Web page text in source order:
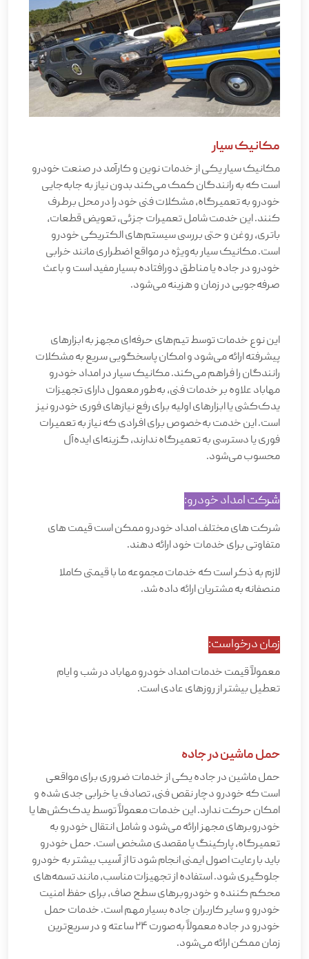
مکانیک سیار
مکانیک سیار یکی از خدمات نوین و کارآمد در صنعت خودرو
است که به رانندگان کمک می‌کند بدون نیاز به جابه‌جایی
خودرو به تعمیرگاه، مشکلات فنی خود را در محل برطرف
کنند. این خدمت شامل تعمیرات جزئی، تعویض قطعات،
باتری، روغن و حتی بررسی سیستم‌های الکتریکی خودرو
است. مکانیک سیار به‌ویژه در مواقع اضطراری مانند خرابی
خودرو در جاده یا مناطق دورافتاده بسیار مفید است و باعث
صرفه‌جویی در زمان و هزینه می‌شود.
این نوع خدمات توسط تیم‌های حرفه‌ای مجهز به ابزارهای
پیشرفته ارائه می‌شود و امکان پاسخگویی سریع به مشکلات
رانندگان را فراهم می‌کند. مکانیک سیار در امداد خودرو
مهاباد علاوه بر خدمات فنی، به‌طور معمول دارای تجهیزات
یدک‌کشی یا ابزارهای اولیه برای رفع نیازهای فوری خودرو نیز
است. این خدمت به‌خصوص برای افرادی که نیاز به تعمیرات
فوری یا دسترسی به تعمیرگاه ندارند، گزینه‌ای ایده‌آل
محسوب می‌شود.
شرکت امداد خودرو:
شرکت های مختلف امداد خودرو ممکن است قیمت های
متفاوتی برای خدمات خود ارائه دهند.
لازم به ذکر است که خدمات مجموعه ما با قیمتی کاملا
منصفانه به مشتریان ارائه داده شد.
زمان درخواست:
معمولاً قیمت خدمات امداد خودرو مهاباد در شب و ایام
تعطیل بیشتر از روزهای عادی است.
حمل ماشین در جاده
حمل ماشین در جاده یکی از خدمات ضروری برای مواقعی
است که خودرو دچار نقص فنی، تصادف یا خرابی جدی شده و
امکان حرکت ندارد. این خدمات معمولاً توسط یدک‌کش‌ها یا
خودروبرهای مجهز ارائه می‌شود و شامل انتقال خودرو به
تعمیرگاه، پارکینگ یا مقصدی مشخص است. حمل خودرو
باید با رعایت اصول ایمنی انجام شود تا از آسیب بیشتر به خودرو
جلوگیری شود. استفاده از تجهیزات مناسب، مانند تسمه‌های
محکم‌ کننده و خودروبرهای سطح صاف، برای حفظ امنیت
خودرو و سایر کاربران جاده بسیار مهم است. خدمات حمل
خودرو در جاده معمولاً به‌صورت ۲۴ ساعته و در سریع‌ترین
زمان ممکن ارائه می‌شود.